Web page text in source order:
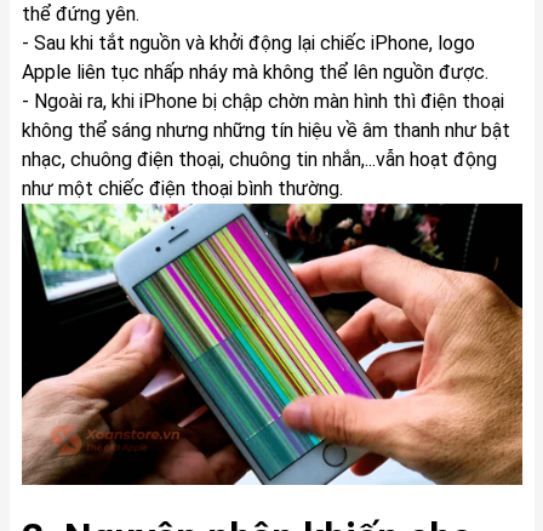
thể đứng yên.
- Sau khi tắt nguồn và khởi động lại chiếc iPhone, logo
Apple liên tục nhấp nháy mà không thể lên nguồn được.
- Ngoài ra, khi iPhone bị chập chờn màn hình thì điện thoại
không thể sáng nhưng những tín hiệu về âm thanh như bật
nhạc, chuông điện thoại, chuông tin nhắn,...vẫn hoạt động
như một chiếc điện thoại bình thường.